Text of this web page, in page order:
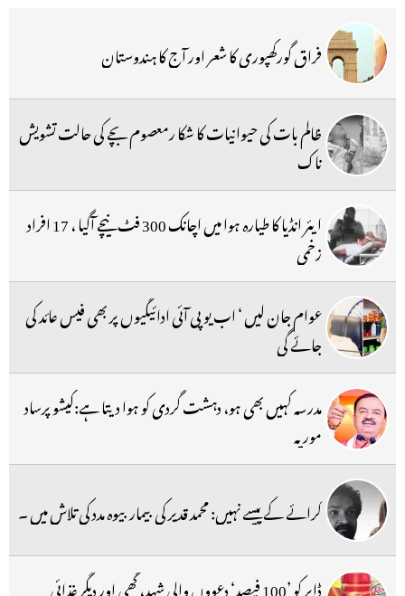
فراق گورکھپوری کا شعر اور آج کا ہندوستان
ظالم بات کی حیوانیات کا شکا رمعصوم بچے کی حالت تشویش
ناک
ایئر انڈیا کا طیارہ ہوا میں اچانک 300 فٹ نیچے آگیا ، 17 افراد
زخمی
عوام جان لیں ‘ اب یو پی آئی ادائیگیوں پر بھی فیس عائد کی
جائے گی
مدرسہ کہیں بھی ہو، دہشت گردی کو ہوا دیتا ہے:کیشو پرساد
موریہ
کرائے کے پیسے نہیں: محمد قدیر کی بیمار بیوہ مدد کی تلاش میں ۔
ڈابر کو ’100 فیصد‘ دعووں والی شہد، گھی اور دیگر غذائی